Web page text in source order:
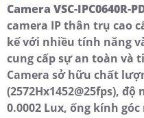
Camera VSC-IPC0640R-
camera IP thân trụ cao
kế với nhiều tính năng
cung cấp sự an toàn và
Camera sở hữu chất
(2572Hx1452@25fps),
0.0002 Lux, ống kính